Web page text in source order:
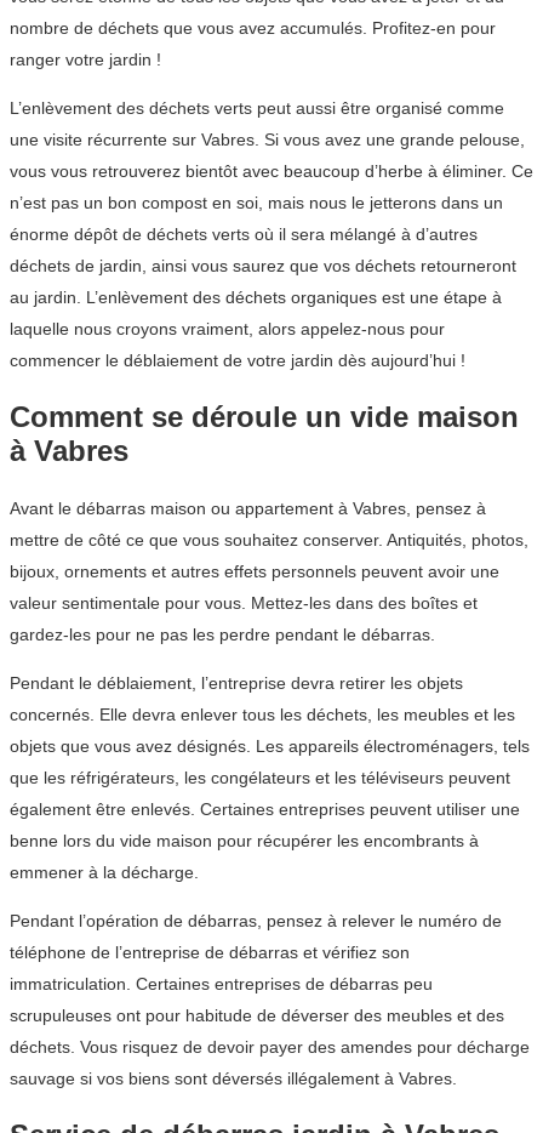
nombre de déchets que vous avez accumulés. Profitez-en pour
ranger votre jardin !
L’enlèvement des déchets verts peut aussi être organisé comme
une visite récurrente sur Vabres. Si vous avez une grande pelouse,
vous vous retrouverez bientôt avec beaucoup d’herbe à éliminer. Ce
n’est pas un bon compost en soi, mais nous le jetterons dans un
énorme dépôt de déchets verts où il sera mélangé à d’autres
déchets de jardin, ainsi vous saurez que vos déchets retourneront
au jardin. L’enlèvement des déchets organiques est une étape à
laquelle nous croyons vraiment, alors appelez-nous pour
commencer le déblaiement de votre jardin dès aujourd’hui !
Comment se déroule un vide maison
à Vabres
Avant le débarras maison ou appartement à Vabres, pensez à
mettre de côté ce que vous souhaitez conserver. Antiquités, photos,
bijoux, ornements et autres effets personnels peuvent avoir une
valeur sentimentale pour vous. Mettez-les dans des boîtes et
gardez-les pour ne pas les perdre pendant le débarras.
Pendant le déblaiement, l’entreprise devra retirer les objets
concernés. Elle devra enlever tous les déchets, les meubles et les
objets que vous avez désignés. Les appareils électroménagers, tels
que les réfrigérateurs, les congélateurs et les téléviseurs peuvent
également être enlevés. Certaines entreprises peuvent utiliser une
benne lors du vide maison pour récupérer les encombrants à
emmener à la décharge.
Pendant l’opération de débarras, pensez à relever le numéro de
téléphone de l’entreprise de débarras et vérifiez son
immatriculation. Certaines entreprises de débarras peu
scrupuleuses ont pour habitude de déverser des meubles et des
déchets. Vous risquez de devoir payer des amendes pour décharge
sauvage si vos biens sont déversés illégalement à Vabres.